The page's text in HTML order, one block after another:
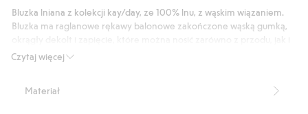
98
głosów
Czytaj więcej
Bluzka lniana z kolekcji kay/day, ze 100% lnu, z wąskim wiązaniem.
Bluzka ma raglanowe rękawy balonowe zakończone wąską gumką,
z tyłu. Luźny, swobodny fason. Len sprawia, że bluzka jest
Obszerny fason
Materiał